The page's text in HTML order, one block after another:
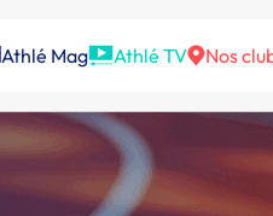
Athlé Mag Athlé TV Nos